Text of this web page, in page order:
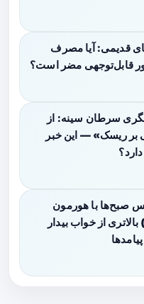
قدیمی: آیا مصرف
قابل‌توجهی مضر است؟
سرطان سینه: از
بر ریسک» — این خبر
صبح‌ها با هورمون
از خواب بیدار